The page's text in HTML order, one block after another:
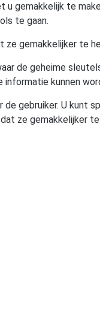
u gemakkelijk te
te gaan.
gemakkelijker te
de geheime
kunnen
gebruiker. U kunt
ze gemakkelijker te